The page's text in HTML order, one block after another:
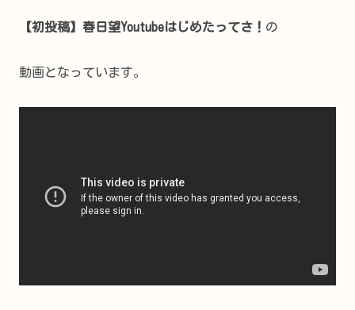
【初投稿】春日望Youtubeはじめたってさ！ の
動画となっています。